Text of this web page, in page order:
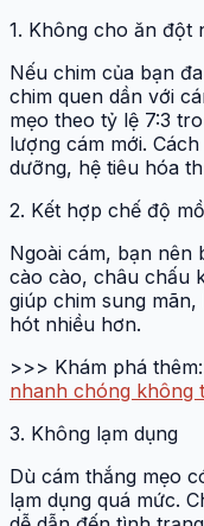
1. Không cho ăn đột
Nếu chim của bạn
chim quen dần với
mẹo theo tỷ lệ 7:3
lượng cám mới.
dưỡng, hệ tiêu hóa
2. Kết hợp chế độ
Ngoài cám, bạn nên
cào cào, châu chấu
giúp chim sung
hót nhiều hơn.
>>> Khám phá thêm:
nhanh chóng không
3. Không lạm dụng
Dù cám thắng mẹo
lạm dụng quá mức.